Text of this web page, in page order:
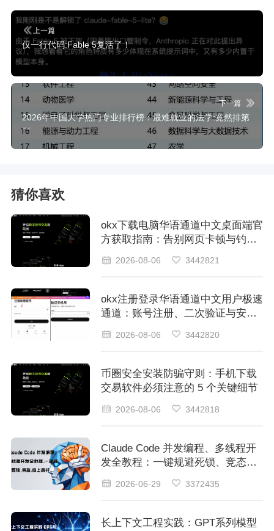
上一篇
仅一行代码:Fable 5复活了！
下一篇
2026年中国大学热门专业排行榜：最难就业的法学:竟然排第
一
猜你喜欢
okx下载电脑华语通道中文桌面端官
方获取指南：告别网页卡顿与钓鱼
2026-08-06 3442821
okx注册登录华语通道中文用户极速
通道：账号注册、二次验证与安全
2026-08-06 3442820
币圈安全安装防骗守则：手机下载
交易软件必须注意的 5 个关键细节
2026-08-06 3442818
Claude Code 并发编程、多线程开
发全教程：一键规避死锁、竞态：
线上高并发稳定运行
2026-06-29 3372435
长上下文工程实践：GPT系列模型